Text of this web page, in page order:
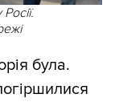
була.